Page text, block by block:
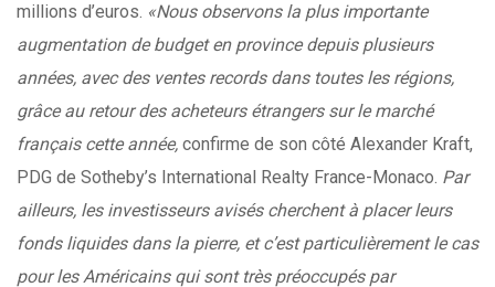
millions d’euros. «Nous observons la plus importante
augmentation de budget en province depuis plusieurs
années, avec des ventes records dans toutes les régions,
grâce au retour des acheteurs étrangers sur le marché
français cette année, confirme de son côté Alexander Kraft,
PDG de Sotheby’s International Realty France-Monaco. Par
ailleurs, les investisseurs avisés cherchent à placer leurs
fonds liquides dans la pierre, et c’est particulièrement le cas
pour les Américains qui sont très préoccupés par